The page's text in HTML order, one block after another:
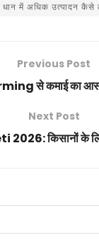
धान में अधिक उत्पादन कैसे
Previous Post
से कमाई का
Next Post
किसानों के